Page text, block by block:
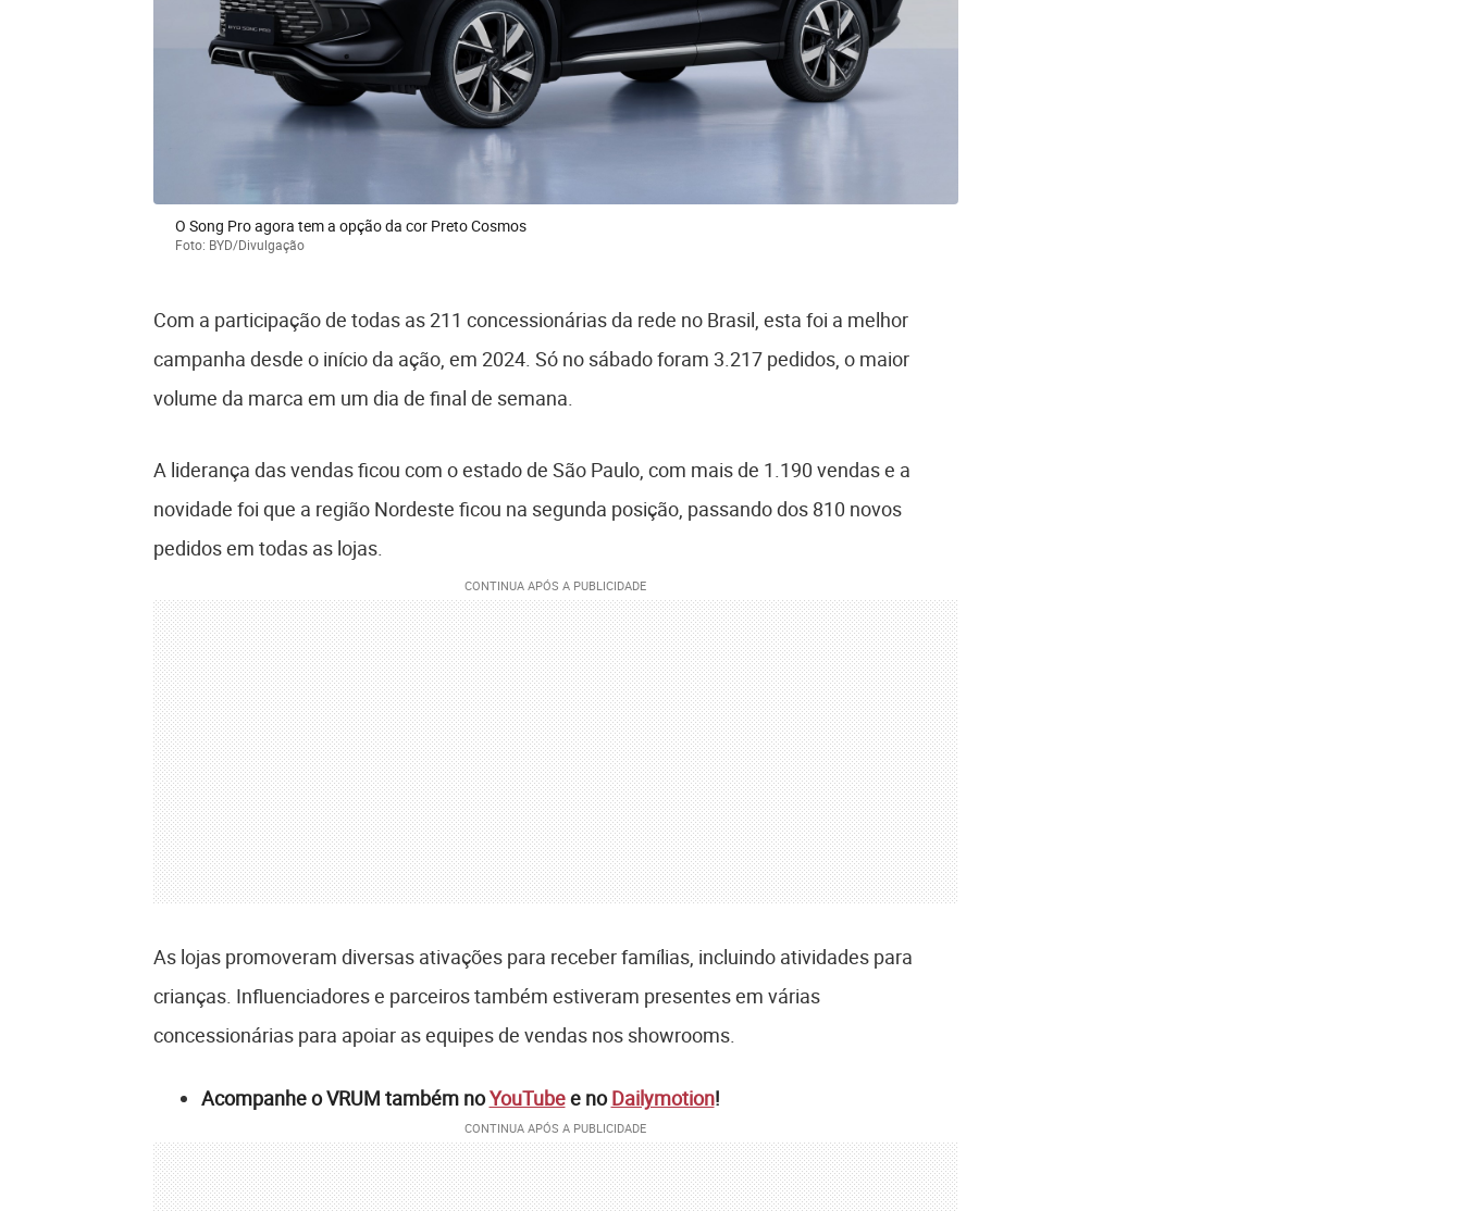
O Song Pro agora tem a opção da cor Preto Cosmos
Foto: BYD/Divulgação
Com a participação de todas as 211 concessionárias da rede no Brasil, esta foi a melhor
campanha desde o início da ação, em 2024. Só no sábado foram 3.217 pedidos, o maior
volume da marca em um dia de final de semana.
A liderança das vendas ficou com o estado de São Paulo, com mais de 1.190 vendas e a
novidade foi que a região Nordeste ficou na segunda posição, passando dos 810 novos
pedidos em todas as lojas.
As lojas promoveram diversas ativações para receber famílias, incluindo atividades para
crianças. Influenciadores e parceiros também estiveram presentes em várias
concessionárias para apoiar as equipes de vendas nos showrooms.
Acompanhe o VRUM também noYouTubee noDailymotion!